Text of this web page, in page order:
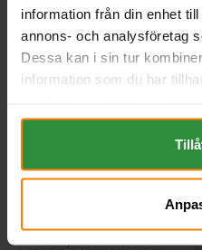
information från din enhet
annons- och analysföretag
Dessa kan i sin tur
information som du har
om "Cookies" och ditt val
längst ner i "footern" på